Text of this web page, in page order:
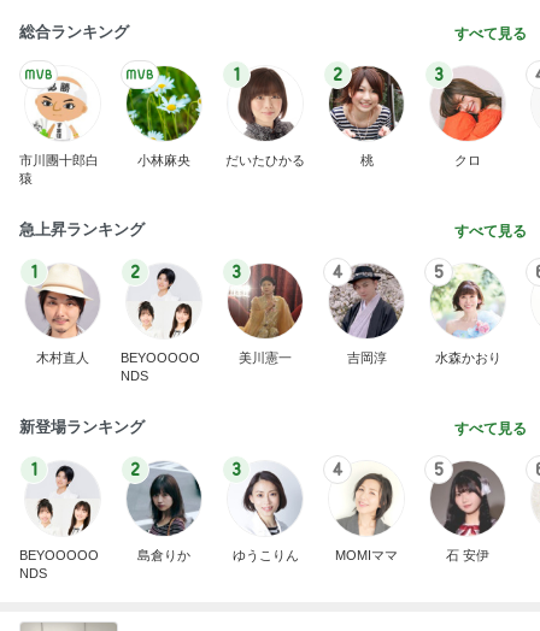
総合ランキング すべて見る
市川團十郎白
猿
小林麻央
1
だいたひかる
2
桃
3
クロ
急上昇ランキング すべて見る
1
木村直人
2
BEYOOOOO
NDS
3
美川憲一
4
吉岡淳
5
水森かおり
新登場ランキング すべて見る
1
BEYOOOOO
NDS
2
島倉りか
3
ゆうこりん
4
MOMIママ
5
石 安伊